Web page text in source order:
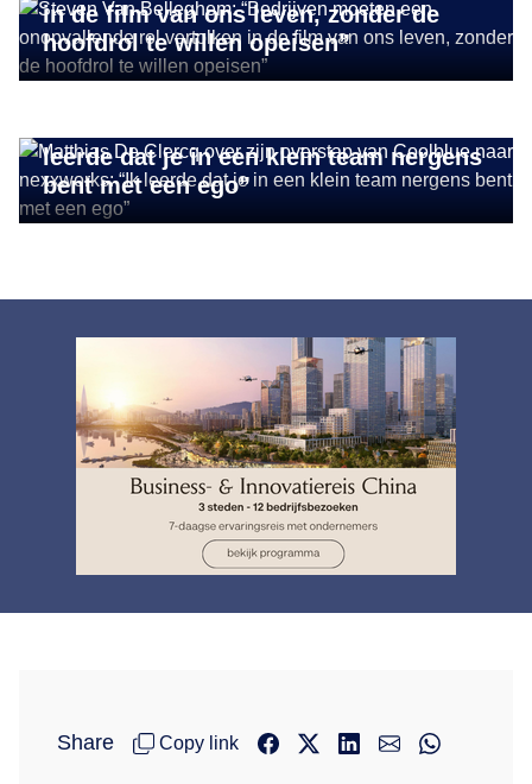
in de film van ons leven, zonder de
hoofdrol te willen opeisen”
STORIES
leerde dat je in een klein team nergens
bent met een ego”
Share Copy link